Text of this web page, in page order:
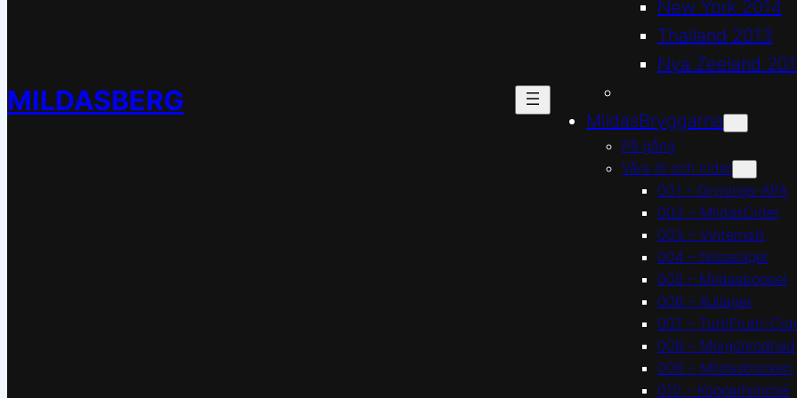
MILDASBERG
New York 2014
Thailand 2013
Nya Zeeland
MildasBryggarna
På gång
Våra öl och cider
001 – Grynings-APA
002 – MildasCider
003 – Vinternatt
004 – Nisselager
005 – Mildasboppel
006 – Kullager
007 – TuttiFrutti-
008 – Morgonrodnad
009 – Mildasbocken
010 – Kopparhimmel